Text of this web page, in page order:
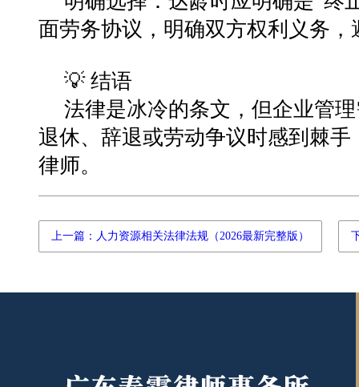
面劳务协议，明确双方权利义务
💡 结语
法律是冰冷的条文，但企业管
退休、辞退或劳动争议时感到棘
律师。
上一篇：人力资源相关法律法规（2026最新完整版）